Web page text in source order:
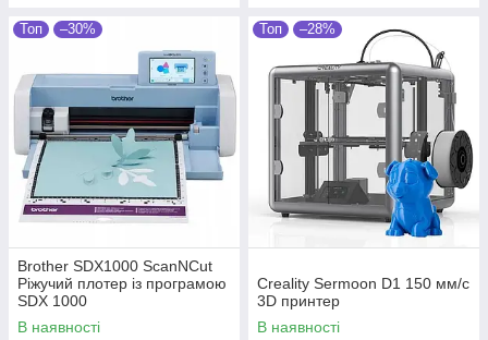
Топ –30%
Brother SDX1000 ScanNCut
Ріжучий плотер із програмою
SDX 1000
В наявності
Топ –28%
Creality Sermoon D1 150 мм/с
3D принтер
В наявності